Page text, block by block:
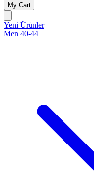
My Cart
Yeni Ürünler
Men 40-44